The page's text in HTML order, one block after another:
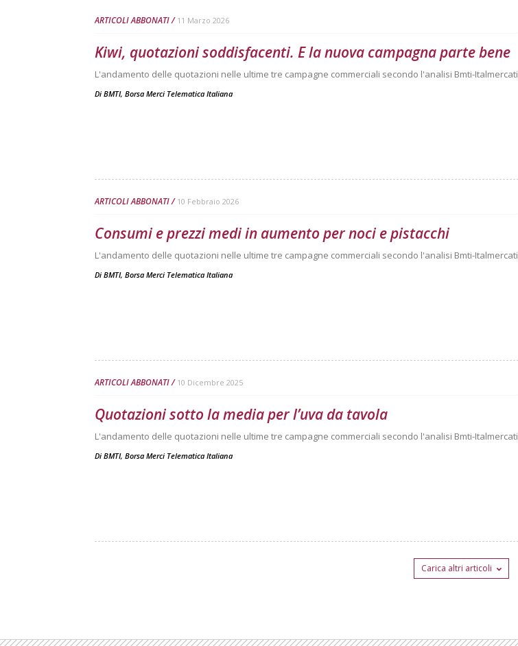
ARTICOLI ABBONATI 11 Marzo 2026
Kiwi, quotazioni soddisfacenti. E la nuova campagna parte bene
L'andamento delle quotazioni nelle ultime tre campagne commerciali secondo l'analisi Bmti-Italmercati
Di BMTI, Borsa Merci Telematica Italiana
ARTICOLI ABBONATI 10 Febbraio 2026
Consumi e prezzi medi in aumento per noci e pistacchi
L'andamento delle quotazioni nelle ultime tre campagne commerciali secondo l'analisi Bmti-Italmercati
Di BMTI, Borsa Merci Telematica Italiana
ARTICOLI ABBONATI 10 Dicembre 2025
Quotazioni sotto la media per l’uva da tavola
L'andamento delle quotazioni nelle ultime tre campagne commerciali secondo l'analisi Bmti-Italmercati
Di BMTI, Borsa Merci Telematica Italiana
Carica altri articoli